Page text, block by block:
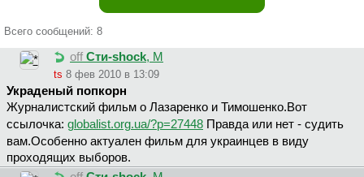
Всего сообщений: 8
off Cти-shock, М
ts 8 фев 2010 в 13:09
Украденый попкорн
Журналистский фильм о Лазаренко и Тимошенко.Вот
ссылочка: globalist.org.ua/?p=27448 Правда или нет - судить
вам.Особенно актуален фильм для украинцев в виду
проходящих выборов.